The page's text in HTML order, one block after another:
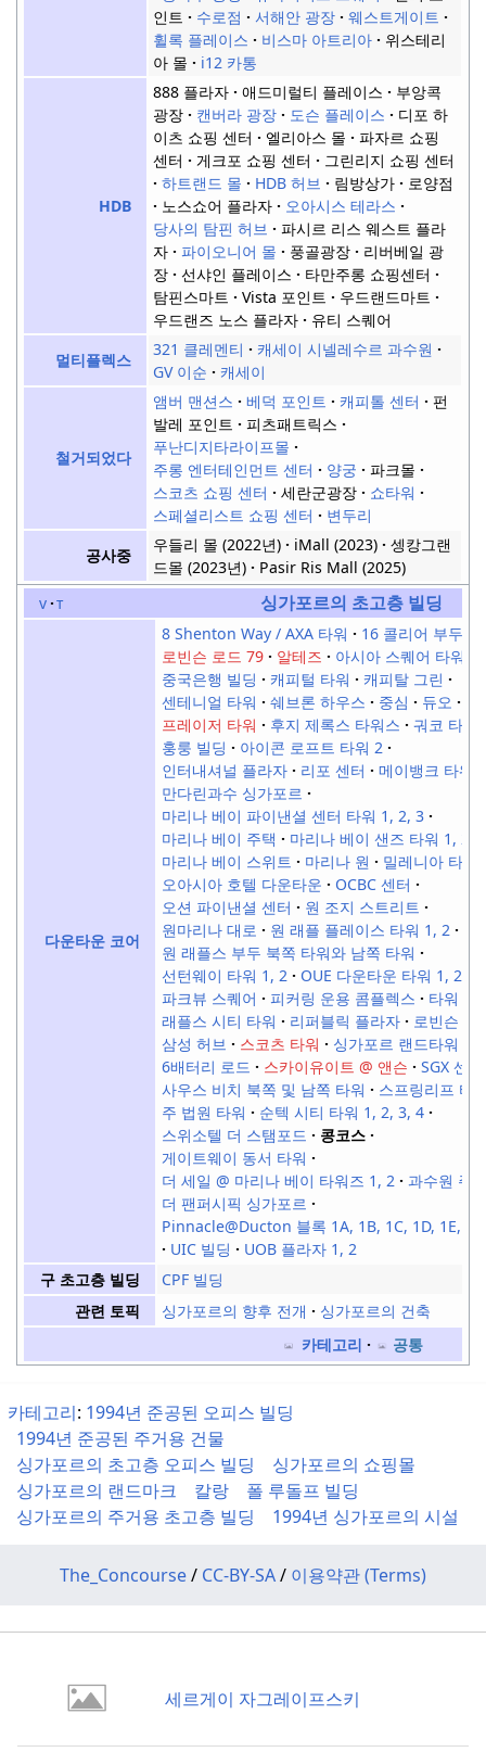
인트
수로점 서해안 광장
웨스트게이트
휠록 플레이스
비스마 아트리아
위스테리
아 몰
i12 카통
HDB
888 플라자 애드미럴티 플레이스
부앙콕
광장
캔버라 광장 도슨 플레이스
디포 하
이츠 쇼핑 센터
엘리아스 몰
파자르 쇼핑
센터
게크포 쇼핑 센터
그린리지 쇼핑 센터
하트랜드 몰
HDB 허브 림방상가
로양점
노스쇼어 플라자
오아시스 테라스
당사의 탐핀 허브
파시르 리스 웨스트 플라
자
파이오니어 몰 풍골광장
리버베일 광
장
선샤인 플레이스
타만주롱 쇼핑센터
탐핀스마트
Vista 포인트
우드랜드마트
우드랜즈 노스 플라자
유티 스퀘어
멀티플렉스
321 클레멘티
캐세이 시넬레수르 과수원
GV 이순
캐세이
철거되었다
앰버 맨션스 베덕 포인트 캐피톨 센터
펀
발레 포인트
피츠패트릭스
푸난디지타라이프몰
주롱 엔터테인먼트 센터
양궁
파크몰
스코츠 쇼핑 센터
세란군광장
쇼타워
스페셜리스트 쇼핑 센터
변두리
공사중
우들리 몰 (2022년) iMall (2023)
셍캉그랜
드몰 (2023년)
Pasir Ris Mall (2025)
v t 싱가포르의 초고층 빌딩
다운타운 코어
8 Shenton Way / AXA 타워
16 콜리어 부두
로빈슨 로드 79
알테즈
아시아 스퀘어 타워
중국은행 빌딩
캐피털 타워
캐피탈 그린
센테니얼 타워
쉐브론 하우스 중심
듀오
프레이저 타워
후지 제록스 타워스
궈코 타워
훙룽 빌딩
아이콘 로프트 타워 2
인터내셔널 플라자
리포 센터
메이뱅크 타워
만다린과수 싱가포르
마리나 베이 파이낸셜 센터 타워 1, 2, 3
마리나 베이 주택
마리나 베이 샌즈 타워 1, 2, 3
마리나 베이 스위트
마리나 원
밀레니아 타워
오아시아 호텔 다운타운
OCBC 센터
오션 파이낸셜 센터
원 조지 스트리트
원마리나 대로
원 래플 플레이스 타워 1, 2
원 래플스 부두 북쪽 타워와 남쪽 타워
선턴웨이 타워 1, 2
OUE 다운타운 타워 1, 2
파크뷰 스퀘어
피커링 운용 콤플렉스
타워
래플스 시티 타워
리퍼블릭 플라자
로빈슨 77
삼성 허브
스코츠 타워
싱가포르 랜드타워
6배터리 로드
스카이유이트 @ 앤슨
SGX 센터
사우스 비치 북쪽 및 남쪽 타워
스프링리프 타
주 법원 타워
순텍 시티 타워 1, 2, 3, 4
스위소텔 더 스탬포드
콩코스
게이트웨이 동서 타워
더 세일 @ 마리나 베이 타워즈 1, 2
과수원 주
더 팬퍼시픽 싱가포르
Pinnacle@Ducton 블록 1A, 1B, 1C, 1D, 1E,
UIC 빌딩
UOB 플라자 1, 2
구 초고층 빌딩
CPF 빌딩
관련 토픽
싱가포르의 향후 전개
싱가포르의 건축
카테고리
공통
카테고리: 1994년 준공된 오피스 빌딩
1994년 준공된 주거용 건물
싱가포르의 초고층 오피스 빌딩
싱가포르의 쇼핑몰
싱가포르의 랜드마크
칼랑
폴 루돌프 빌딩
싱가포르의 주거용 초고층 빌딩
1994년 싱가포르의 시설
The_Concourse/ CC-BY-SA/ 이용약관 (Terms)
세르게이 자그레이프스키